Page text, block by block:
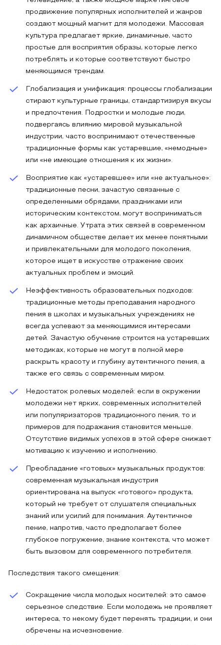
продвижение популярных исполнителей и жанров
создают мощный магнит для молодежи. Массовая
культура предлагает яркие, динамичные, часто
простые для восприятия образы, которые легко
потреблять и которые соответствуют быстро
меняющимся трендам.
Глобализация и унификация: процессы глобализации
стирают культурные границы, стандартизируя вкусы
и предпочтения. Подростки и молодые люди,
подвергаясь влиянию мировой музыкальной
индустрии, часто воспринимают отечественные
традиционные формы как устаревшие, «немодные»
или «не имеющие отношения к их жизни».
Восприятие как «устаревшее» или «не актуальное»:
традиционные песни, зачастую связанные с
определенными обрядами, праздниками или
историческим контекстом, могут восприниматься
как архаичные. Утрата этих связей в современном
динамичном обществе делает их менее понятными
и привлекательными для молодого поколения,
которое ищет в искусстве отражение своих
актуальных проблем и эмоций.
Неэффективность образовательных подходов:
традиционные методы преподавания народного
пения в школах и музыкальных учреждениях не
всегда успевают за меняющимися интересами
детей. Зачастую обучение строится на устаревших
методиках, которые не могут в полной мере
раскрыть красоту и глубину аутентичного пения, а
также его связь с современным миром.
Недостаток ролевых моделей: если в окружении
молодежи нет ярких, современных исполнителей
или популяризаторов традиционного пения, то и
примеров для подражания становится меньше.
Отсутствие видимых успехов в этой сфере снижает
мотивацию к изучению и исполнению.
Преобладание «готовых» музыкальных продуктов:
современная музыкальная индустрия
ориентирована на выпуск «готового» продукта,
который не требует от слушателя специальных
знаний или усилий для понимания. Аутентичное
пение, напротив, часто предполагает более
глубокое погружение, знание контекста, что может
быть вызовом для современного потребителя.
Последствия такого смещения:
Сокращение числа молодых носителей: это самое
серьезное следствие. Если молодежь не проявляет
интереса, то некому будет перенять традиции, и они
обречены на исчезновение.